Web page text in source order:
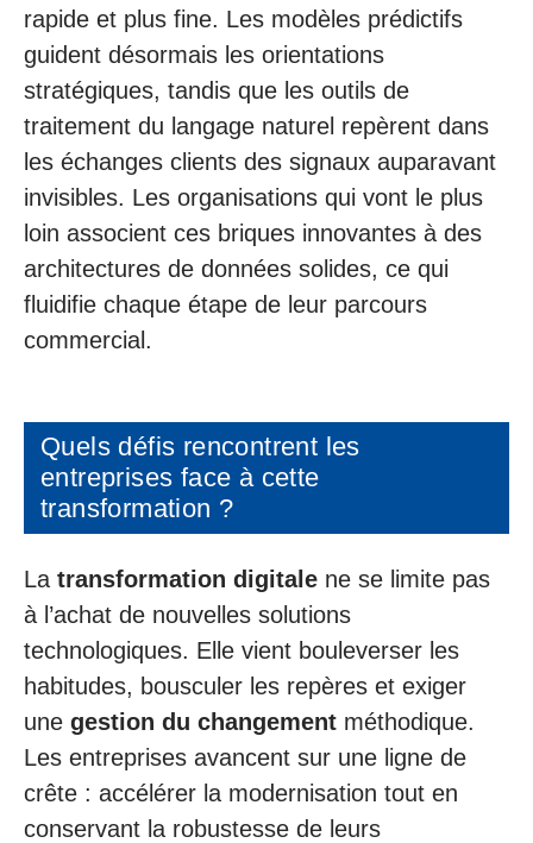
rapide et plus fine. Les modèles prédictifs
guident désormais les orientations
stratégiques, tandis que les outils de
traitement du langage naturel repèrent dans
les échanges clients des signaux auparavant
invisibles. Les organisations qui vont le plus
loin associent ces briques innovantes à des
architectures de données solides, ce qui
fluidifie chaque étape de leur parcours
commercial.
Quels défis rencontrent les
entreprises face à cette
transformation ?
La transformation digitale ne se limite pas
à l’achat de nouvelles solutions
technologiques. Elle vient bouleverser les
habitudes, bousculer les repères et exiger
une gestion du changement méthodique.
Les entreprises avancent sur une ligne de
crête : accélérer la modernisation tout en
conservant la robustesse de leurs